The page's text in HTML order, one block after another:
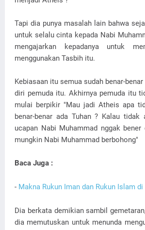
Tapi dia punya masalah lain bahwa
untuk selalu cinta kepada Nabi
mengajarkan kepadanya untuk
menggunakan Tasbih itu.
Kebiasaan itu semua sudah benar-
diri pemuda itu. Akhirnya pemuda itu
mulai berpikir "Mau jadi Atheis apa
benar-benar ada Tuhan ? Kalau tidak
ucapan Nabi Muhammad nggak
mungkin Nabi Muhammad berbohong"
Baca Juga :
- Makna Rukun Iman dan Rukun Islam
Dia berkata demikian sambil
dia memutuskan untuk menunda